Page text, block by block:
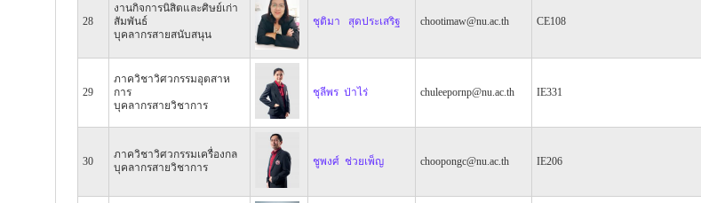
28
งานกิจการนิสิตและศิษย์เก่า
สัมพันธ์
บุคลากรสายสนับสนุน
ชุติมา สุดประเสริฐ chootimaw@nu.ac.th CE108
29
ภาควิชาวิศวกรรมอุตสาห
การ
บุคลากรสายวิชาการ
ชุลีพร ป่าไร่ chuleepornp@nu.ac.th IE331
30
ภาควิชาวิศวกรรมเครื่องกล
บุคลากรสายวิชาการ
ชูพงศ์ ช่วยเพ็ญ choopongc@nu.ac.th IE206